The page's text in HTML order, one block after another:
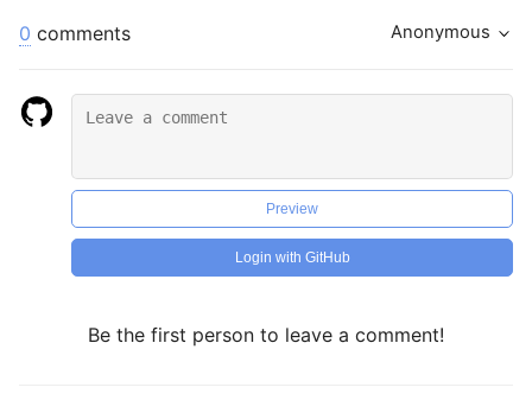
0 comments Anonymous
Preview
Login with GitHub
Be the first person to leave a comment!